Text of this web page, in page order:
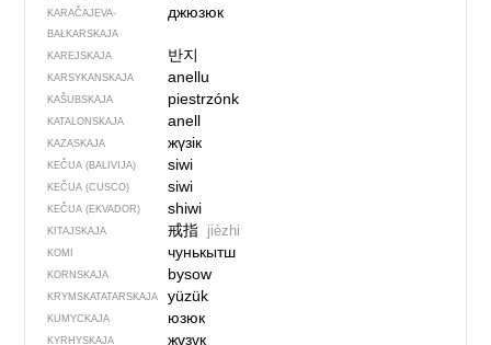
KARAČAJEVA-
BAŁKARSKAJA
джюзюк
KAREJSKAJA 반지
KARSYKANSKAJA anellu
KAŠUBSKAJA piestrzónk
KATALONSKAJA anell
KAZASKAJA жүзік
KEČUA (BALIVIJA) siwi
KEČUA (CUSCO) siwi
KEČUA (EKVADOR) shiwi
KITAJSKAJA 戒指 jièzhi
KOMI чунькытш
KORNSKAJA bysow
KRYMSKA­TATARSKAJA yüzük
KUMYCKAJA юзюк
KYRHYSKAJA жүзүк